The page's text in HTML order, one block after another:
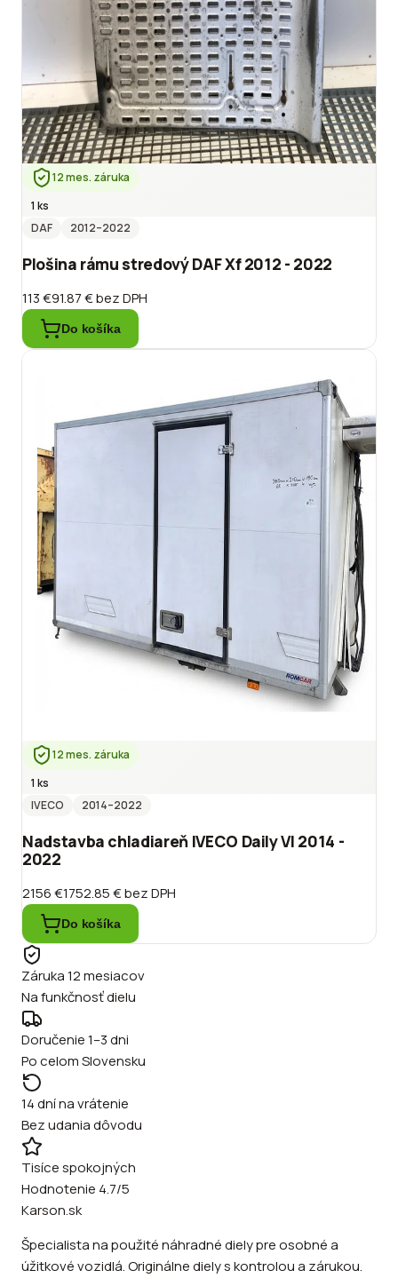
12 mes. záruka
1 ks
DAF
2012–2022
Plošina rámu stredový DAF Xf 2012 - 2022
113 €91.87 €bez DPH
Do košíka
12 mes. záruka
1 ks
IVECO
2014–2022
Nadstavba chladiareň IVECO Daily VI 2014 -
2022
2156 €1752.85 €bez DPH
Do košíka
Záruka 12 mesiacov
Na funkčnosť dielu
Doručenie 1–3 dni
Po celom Slovensku
14 dní na vrátenie
Bez udania dôvodu
Tisíce spokojných
Hodnotenie 4.7/5
Karson.sk
Špecialista na použité náhradné diely pre osobné a
úžitkové vozidlá. Originálne diely s kontrolou a zárukou.